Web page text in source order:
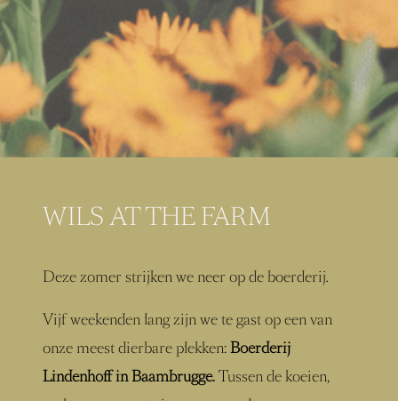
WILS AT THE FARM
Deze zomer strijken we neer op de boerderij.
Vijf weekenden lang zijn we te gast op een van
onze meest dierbare plekken: Boerderij
Lindenhoff in Baambrugge. Tussen de koeien,